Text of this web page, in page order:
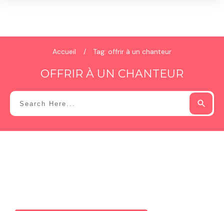
Accueil / Tag: offrir à un chanteur
OFFRIR À UN CHANTEUR